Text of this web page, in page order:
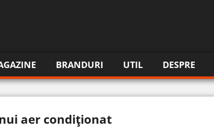
BRANDURI UTIL DESPRE
aer condiționat